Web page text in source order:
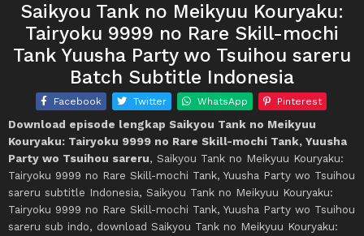
Saikyou Tank no Meikyuu Kouryaku:
Tairyoku 9999 no Rare Skill-mochi
Tank Yuusha Party wo Tsuihou sareru
Batch Subtitle Indonesia
Facebook Twitter WhatsApp Pinterest
Download episode lengkap Saikyou Tank no Meikyuu
Kouryaku: Tairyoku 9999 no Rare Skill-mochi Tank, Yuusha
Party wo Tsuihou sareru, Saikyou Tank no Meikyuu Kouryaku:
Tairyoku 9999 no Rare Skill-mochi Tank, Yuusha Party wo Tsuihou
sareru subtitle Indonesia, Saikyou Tank no Meikyuu Kouryaku:
Tairyoku 9999 no Rare Skill-mochi Tank, Yuusha Party wo Tsuihou
sareru sub indo, download Saikyou Tank no Meikyuu Kouryaku: